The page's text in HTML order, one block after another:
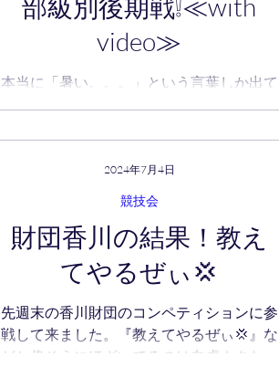
video≫
本当に「暑い。。。」という言葉しか出て
お盆前の一年間でイッチバン暑いであろう
時期に、私共のマニアックニッチ趣味ｗの
競技ダンスは、シレっとcompetitionを...
財団香川の結果！教え
てやるぜぃ💢
先週末の香川財団のコンペティションに参
戦して来ました。『教えてやるぜぃ💢』な
どと偉そうにほざいてるのは自虐ネタなの
競技会
2024年7月4日